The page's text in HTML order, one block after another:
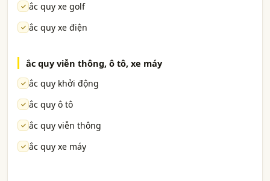
ắc quy xe golf
ắc quy xe điện
ắc quy viễn thông, ô tô, xe máy
ắc quy khởi động
ắc quy ô tô
ắc quy viễn thông
ắc quy xe máy